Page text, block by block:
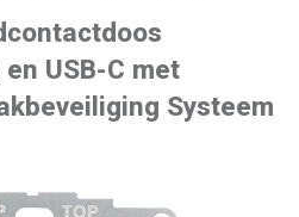
USB-C met
Systeem